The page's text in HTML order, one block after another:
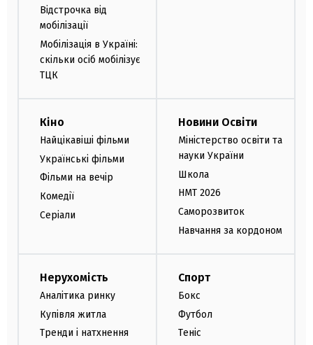
Відстрочка від
мобілізації
Мобілізація в Україні:
скільки осіб мобілізує
ТЦК
Кіно
Найцікавіші фільми
Українські фільми
Фільми на вечір
Комедії
Серіали
Новини Освіти
Міністерство освіти та
науки України
Школа
НМТ 2026
Саморозвиток
Навчання за кордоном
Нерухомість
Аналітика ринку
Купівля житла
Тренди і натхнення
Спорт
Бокс
Футбол
Теніс